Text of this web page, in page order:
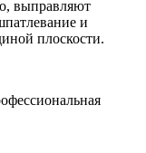
выправляют
и
плоскости.